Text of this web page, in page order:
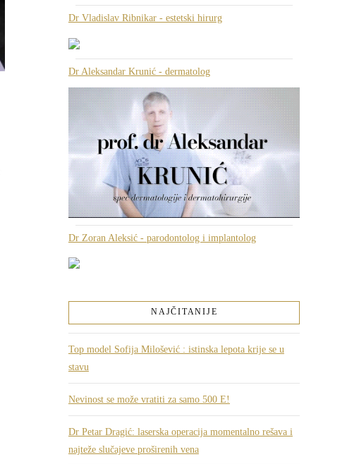
Dr Vladislav Ribnikar - estetski hirurg
Dr Aleksandar Krunić - dermatolog
Dr Zoran Aleksić - parodontolog i implantolog
NAJČITANIJE
Top model Sofija Milošević : istinska lepota krije se u
stavu
Nevinost se može vratiti za samo 500 E!
Dr Petar Dragić: laserska operacija momentalno rešava i
najteže slučajeve proširenih vena